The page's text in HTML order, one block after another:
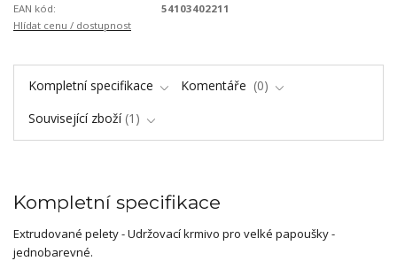
EAN kód:
54103402211
Hlídat cenu / dostupnost
Kompletní specifikace Komentáře
0
Související zboží 1
Kompletní specifikace
Extrudované pelety - Udržovací krmivo pro velké papoušky -
jednobarevné.